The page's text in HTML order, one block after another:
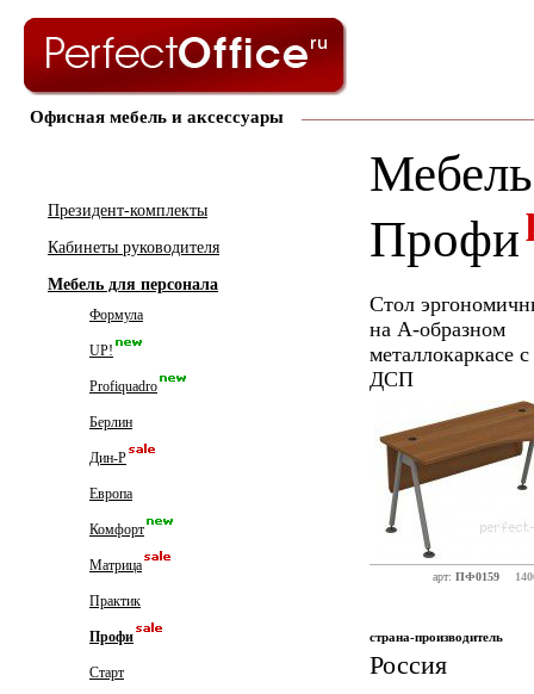
Офисная мебель и аксессуары
Президент-комплекты
Кабинеты руководителя
Мебель для персонала
Формула
UP!
Profiquadro
Берлин
Дин-Р
Европа
Комфорт
Матрица
Практик
Профи
Старт
Мебель
Профи
Стол
на А-образном
металлокаркасе
ДСП
арт: ПФ0159
страна-производитель
Россия